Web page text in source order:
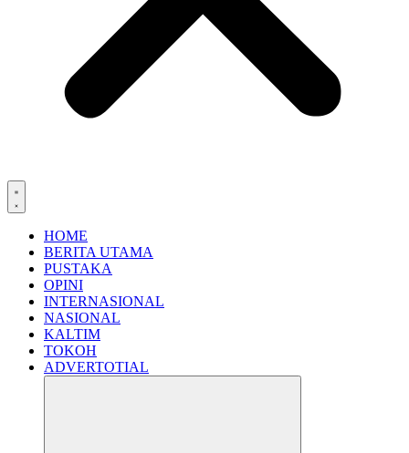
HOME
BERITA UTAMA
PUSTAKA
OPINI
INTERNASIONAL
NASIONAL
KALTIM
TOKOH
ADVERTOTIAL